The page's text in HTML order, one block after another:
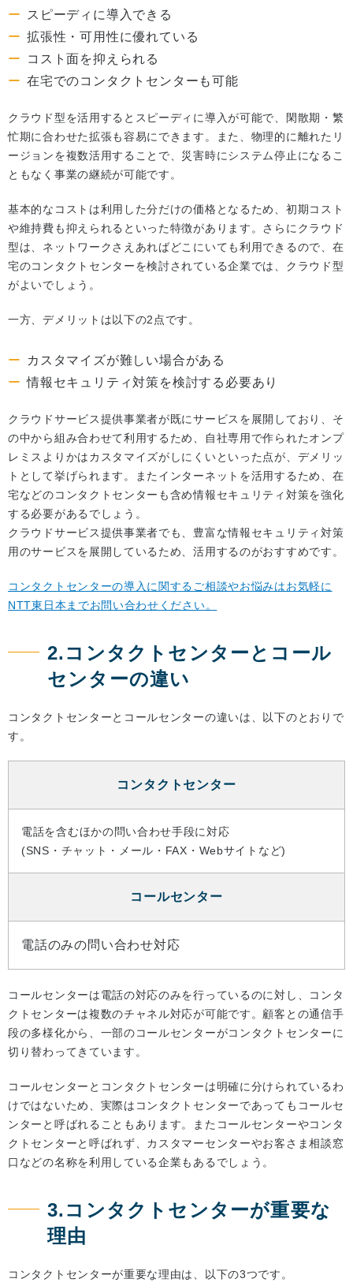
スピーディに導入できる
拡張性・可用性に優れている
コスト面を抑えられる
在宅でのコンタクトセンターも可能
クラウド型を活用するとスピーディに導入が可能で、閑散期・繁
忙期に合わせた拡張も容易にできます。また、物理的に離れたリ
ージョンを複数活用することで、災害時にシステム停止になるこ
ともなく事業の継続が可能です。
基本的なコストは利用した分だけの価格となるため、初期コスト
や維持費も抑えられるといった特徴があります。さらにクラウド
型は、ネットワークさえあればどこにいても利用できるので、在
宅のコンタクトセンターを検討されている企業では、クラウド型
がよいでしょう。
一方、デメリットは以下の2点です。
カスタマイズが難しい場合がある
情報セキュリティ対策を検討する必要あり
クラウドサービス提供事業者が既にサービスを展開しており、そ
の中から組み合わせて利用するため、自社専用で作られたオンプ
レミスよりかはカスタマイズがしにくいといった点が、デメリッ
トとして挙げられます。またインターネットを活用するため、在
宅などのコンタクトセンターも含め情報セキュリティ対策を強化
する必要があるでしょう。
クラウドサービス提供事業者でも、豊富な情報セキュリティ対策
用のサービスを展開しているため、活用するのがおすすめです。
コンタクトセンターの導入に関するご相談やお悩みはお気軽に
NTT東日本までお問い合わせください。
2.コンタクトセンターとコール
センターの違い
コンタクトセンターとコールセンターの違いは、以下のとおりで
す。
コンタクトセンター
電話を含むほかの問い合わせ手段に対応
(SNS・チャット・メール・FAX・Webサイトなど)
コールセンター
電話のみの問い合わせ対応
コールセンターは電話の対応のみを行っているのに対し、コンタ
クトセンターは複数のチャネル対応が可能です。顧客との通信手
段の多様化から、一部のコールセンターがコンタクトセンターに
切り替わってきています。
コールセンターとコンタクトセンターは明確に分けられているわ
けではないため、実際はコンタクトセンターであってもコールセ
ンターと呼ばれることもあります。またコールセンターやコンタ
クトセンターと呼ばれず、カスタマーセンターやお客さま相談窓
口などの名称を利用している企業もあるでしょう。
3.コンタクトセンターが重要な
理由
コンタクトセンターが重要な理由は、以下の3つです。